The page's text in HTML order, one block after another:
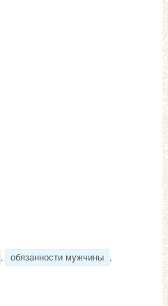
, обязанности мужчины ,